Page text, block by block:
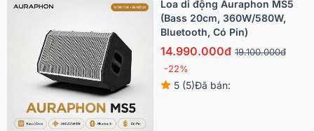
Loa di động Auraphon MS5
(Bass 20cm, 360W/580W,
Bluetooth, Có Pin)
14.990.000đ 19.100.000đ
-22%
5 (5)Đã bán: